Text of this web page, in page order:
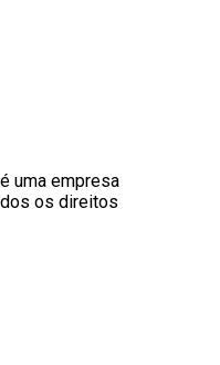
uma empresa
os direitos